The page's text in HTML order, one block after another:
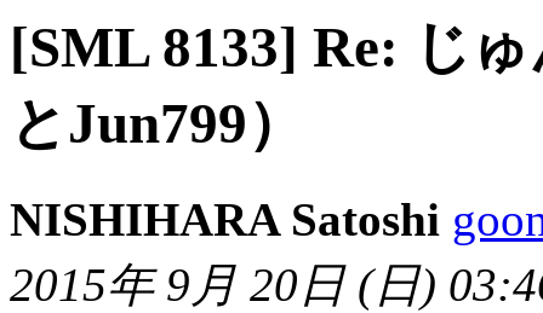
[SML 8133] Re: じ
とJun799）
NISHIHARA Satoshi
2015年 9月 20日 (日)